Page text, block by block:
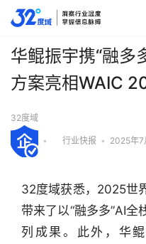
华鲲振宇携“融多
方案亮相WAIC
32度域
• 行业快报 • 2025年7
32度域获悉，2025世
带来了以“融多多”AI
列成果。此外，华